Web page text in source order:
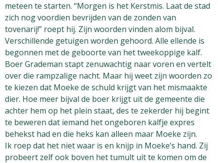
meteen te starten. “Morgen is het Kerstmis. Laat de stad
zich nog voordien bevrijden van de zonden van
tovenarij!” roept hij. Zijn woorden vinden alom bijval.
Verschillende getuigen worden gehoord. Alle ellende is
begonnen met de geboorte van het tweekoppige kalf.
Boer Grademan stapt zenuwachtig naar voren en vertelt
over die rampzalige nacht. Maar hij weet zijn woorden zo
te kiezen dat Moeke de schuld krijgt van het mismaakte
dier. Hoe meer bijval de boer krijgt uit de gemeente die
achter hem op het plein staat, des te zekerder hij begint
te beweren dat iemand het ongeboren kalfje expres
behekst had en die heks kan alleen maar Moeke zijn.
Ik roep dat het niet waar is en knijp in Moeke’s hand. Zij
probeert zelf ook boven het tumult uit te komen om de